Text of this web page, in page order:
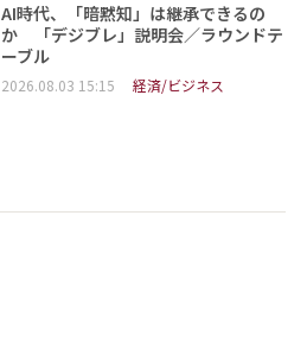
AI時代、「暗黙知」は継承できるの
か 「デジブレ」説明会／ラウンドテ
ーブル
2026.08.03 15:15 経済/ビジネス